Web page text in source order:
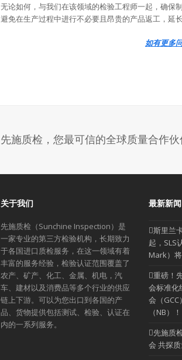
无论如何，与我们在该领域的检验工程师一起，确保
避免在生产过程中进行不必要且昂贵的产品返工，延长
如有更多
先施质检，您最可信的全球质量合作伙
关于我们
先施质检（Sunchine Inspection）是
一家专业的第三方检验机构，长期致力
于各国进口质检服务，在这一领域有着
丰富的服务经验，检验认证范围覆盖了
农产、矿产、化工、金属、机电，汽
车、建材以及消费品等多个行业的供应
链上下游。可以为您出口到各国的产
品、货物提供包括测试、检验、认证在
内的一系列服务。
最新新闻
斯里兰
起，SLS
Mark）
重磅！
会标准化
会（
（NB）！
先施质
会 共探